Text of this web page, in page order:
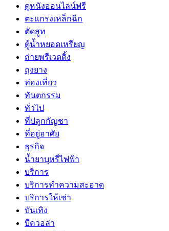
ดูหนังออนไลน์ฟรี
ตะแกรงเหล็กฉีก
ตัดสูท
ตู้น้ำหยอดเหรียญ
ถ่ายพรีเวดดิ้ง
ถุงยาง
ท่องเที่ยว
ทันตกรรม
ทั่วไป
ที่ปลูกกัญชา
ที่อยู่อาศัย
ธุรกิจ
น้ำยาบุหรี่ไฟฟ้า
บริการ
บริการทำความสะอาด
บริการให้เช่า
บันเทิง
บีควอล่า